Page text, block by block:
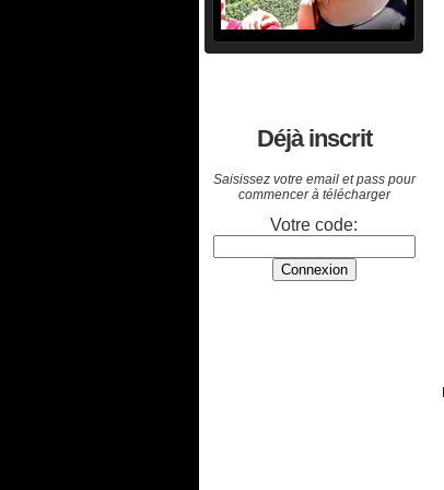
Déjà inscrit
Saisissez votre email et pass pour
commencer à télécharger
Votre code: